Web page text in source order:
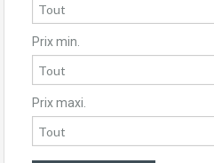
Prix min.
Prix maxi.